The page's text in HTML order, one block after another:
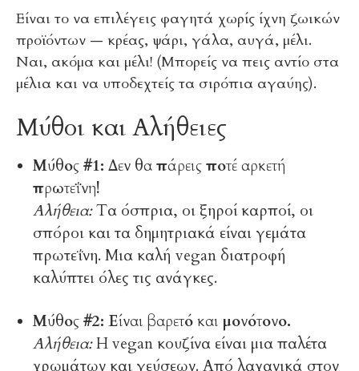
Είναι το να επιλέγεις φαγητά χωρίς ίχνη ζωικών
προϊόντων — κρέας, ψάρι, γάλα, αυγά, μέλι.
Ναι, ακόμα και μέλι! (Μπορείς να πεις αντίο στα
μέλια και να υποδεχτείς τα σιρόπια αγαύης).
Μύθοι και Αλήθειες
Μύθος #1: Δεν θα πάρεις ποτέ αρκετή
πρωτεΐνη!
Αλήθεια:Τα όσπρια, οι ξηροί καρποί, οι
σπόροι και τα δημητριακά είναι γεμάτα
πρωτεΐνη. Μια καλή vegan διατροφή
καλύπτει όλες τις ανάγκες.
Μύθος #2: Είναι βαρετό και μονότονο.
Αλήθεια:Η vegan κουζίνα είναι μια παλέτα
χρωμάτων και γεύσεων. Από λαχανικά στον